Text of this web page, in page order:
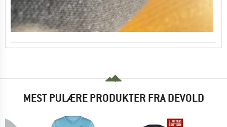
MEST PULÆRE PRODUKTER FRA DEVOLD